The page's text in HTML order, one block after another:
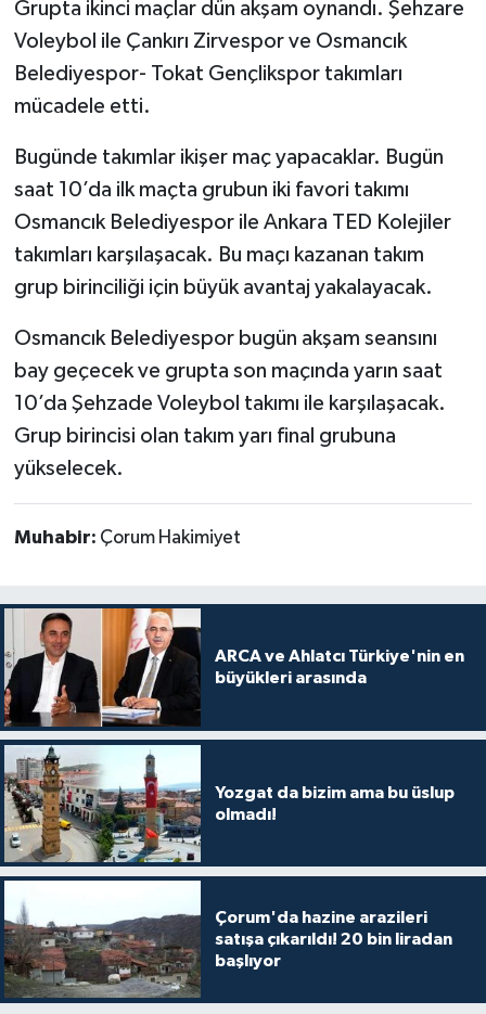
Grupta ikinci maçlar dün akşam oynandı. Şehzare
Voleybol ile Çankırı Zirvespor ve Osmancık
Belediyespor- Tokat Gençlikspor takımları
mücadele etti.
Bugünde takımlar ikişer maç yapacaklar. Bugün
saat 10’da ilk maçta grubun iki favori takımı
Osmancık Belediyespor ile Ankara TED Kolejiler
takımları karşılaşacak. Bu maçı kazanan takım
grup birinciliği için büyük avantaj yakalayacak.
Osmancık Belediyespor bugün akşam seansını
bay geçecek ve grupta son maçında yarın saat
10’da Şehzade Voleybol takımı ile karşılaşacak.
Grup birincisi olan takım yarı final grubuna
yükselecek.
Muhabir: Çorum Hakimiyet
ARCA ve Ahlatcı Türkiye'nin en
büyükleri arasında
Yozgat da bizim ama bu üslup
olmadı!
Çorum'da hazine arazileri
satışa çıkarıldı! 20 bin liradan
başlıyor